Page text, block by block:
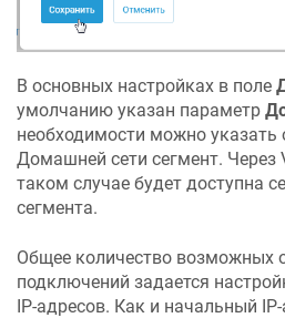
В основных настройках в поле
умолчанию указан параметр
необходимости можно указать
Домашней сети сегмент. Через
таком случае будет доступна
сегмента.
Общее количество возможных
подключений задается
IP-адресов. Как и начальный IP-